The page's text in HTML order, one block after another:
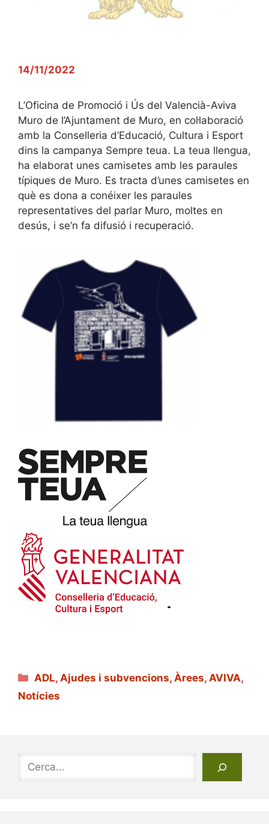
14/11/2022
L’Oficina de Promoció i Ús del Valencià-Aviva
Muro de l’Ajuntament de Muro, en col·laboració
amb la Conselleria d’Educació, Cultura i Esport
dins la campanya Sempre teua. La teua llengua,
ha elaborat unes camisetes amb les paraules
típiques de Muro. Es tracta d’unes camisetes en
què es dona a conéixer les paraules
representatives del parlar Muro, moltes en
desús, i se’n fa difusió i recuperació.
Categories
ADL,Ajudes i subvencions,Àrees,AVIVA,
Notícies
Cerca